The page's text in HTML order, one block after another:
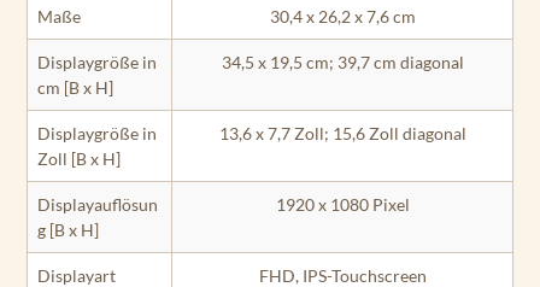
Maße 30,4 x 26,2 x 7,6 cm
Displaygröße in
cm [B x H]
34,5 x 19,5 cm; 39,7 cm diagonal
Displaygröße in
Zoll [B x H]
13,6 x 7,7 Zoll; 15,6 Zoll diagonal
Displayauflösun
g [B x H]
1920 x 1080 Pixel
Displayart FHD, IPS-Touchscreen